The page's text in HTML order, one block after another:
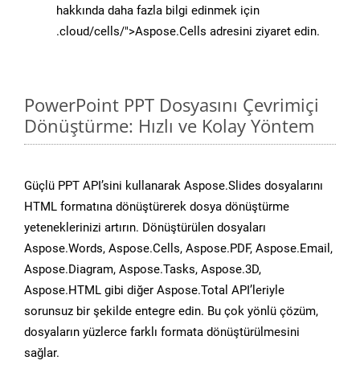
hakkında daha fazla bilgi edinmek için
.cloud/cells/">Aspose.Cells adresini ziyaret edin.
PowerPoint PPT Dosyasını Çevrimiçi
Dönüştürme: Hızlı ve Kolay Yöntem
Güçlü PPT API’sini kullanarak Aspose.Slides dosyalarını
HTML formatına dönüştürerek dosya dönüştürme
yeteneklerinizi artırın. Dönüştürülen dosyaları
Aspose.Words, Aspose.Cells, Aspose.PDF, Aspose.Email,
Aspose.Diagram, Aspose.Tasks, Aspose.3D,
Aspose.HTML gibi diğer Aspose.Total API’leriyle
sorunsuz bir şekilde entegre edin. Bu çok yönlü çözüm,
dosyaların yüzlerce farklı formata dönüştürülmesini
sağlar.